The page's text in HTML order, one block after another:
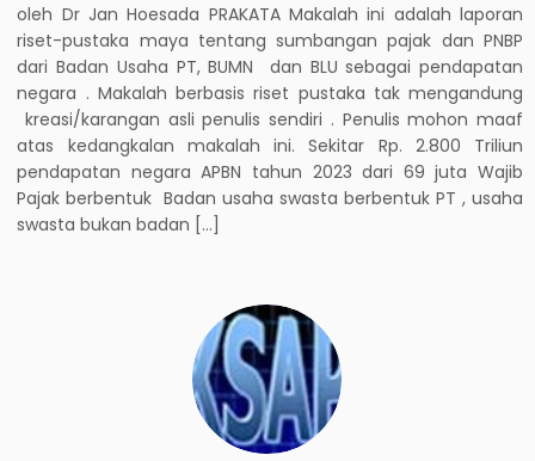
oleh Dr Jan Hoesada PRAKATA Makalah ini adalah laporan
riset-pustaka maya tentang sumbangan pajak dan PNBP
dari Badan Usaha PT, BUMN dan BLU sebagai pendapatan
negara . Makalah berbasis riset pustaka tak mengandung
kreasi/karangan asli penulis sendiri . Penulis mohon maaf
atas kedangkalan makalah ini. Sekitar Rp. 2.800 Triliun
pendapatan negara APBN tahun 2023 dari 69 juta Wajib
Pajak berbentuk Badan usaha swasta berbentuk PT , usaha
swasta bukan badan […]